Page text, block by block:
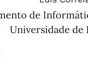
de
Universidade de